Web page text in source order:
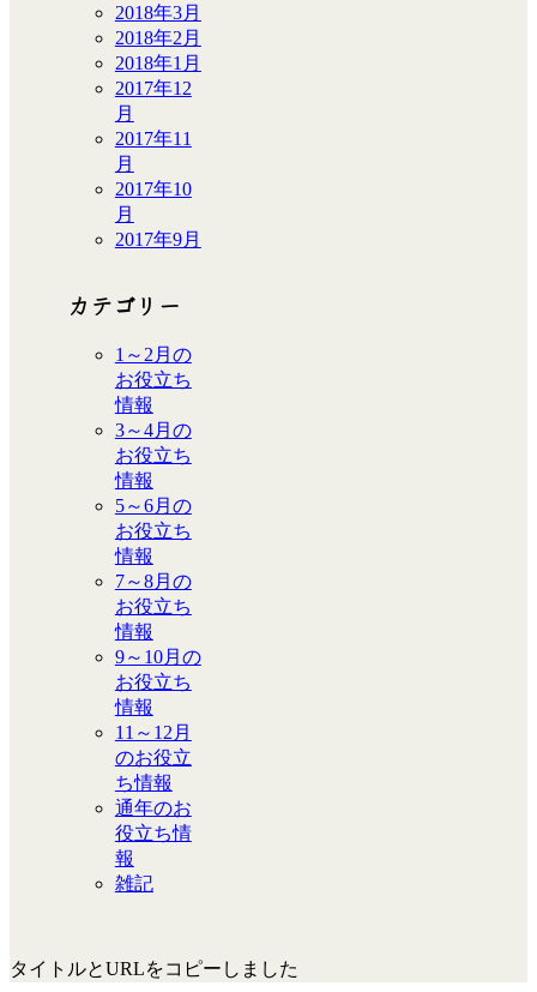
2018年3月
2018年2月
2018年1月
2017年12
月
2017年11
月
2017年10
月
2017年9月
カテゴリー
1～2月の
お役立ち
情報
3～4月の
お役立ち
情報
5～6月の
お役立ち
情報
7～8月の
お役立ち
情報
9～10月の
お役立ち
情報
11～12月
のお役立
ち情報
通年のお
役立ち情
報
雑記
タイトルとURLをコピーしました